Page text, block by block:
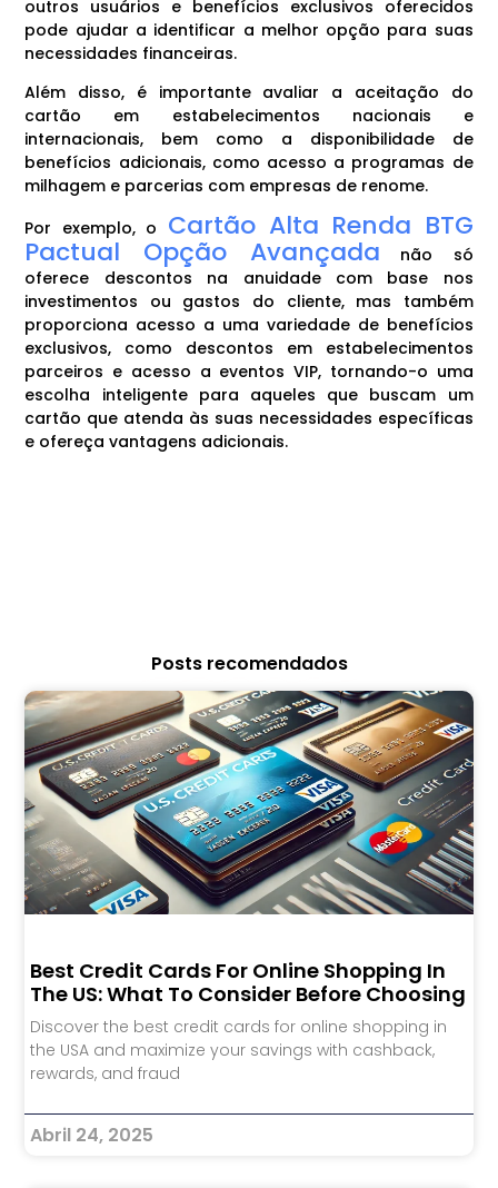
outros usuários e benefícios exclusivos oferecidos
pode ajudar a identificar a melhor opção para suas
necessidades financeiras.
Além disso, é importante avaliar a aceitação do
cartão em estabelecimentos nacionais e
internacionais, bem como a disponibilidade de
benefícios adicionais, como acesso a programas de
milhagem e parcerias com empresas de renome.
Por exemplo, o Cartão Alta Renda BTG
Pactual Opção Avançada não só
oferece descontos na anuidade com base nos
investimentos ou gastos do cliente, mas também
proporciona acesso a uma variedade de benefícios
exclusivos, como descontos em estabelecimentos
parceiros e acesso a eventos VIP, tornando-o uma
escolha inteligente para aqueles que buscam um
cartão que atenda às suas necessidades específicas
e ofereça vantagens adicionais.
Posts recomendados
Best Credit Cards For Online Shopping In
The US: What To Consider Before Choosing
Discover the best credit cards for online shopping in
the USA and maximize your savings with cashback,
rewards, and fraud
Abril 24, 2025